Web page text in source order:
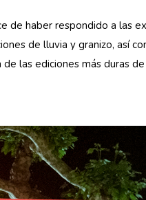
de haber respondido a las
de lluvia y granizo, así
las ediciones más duras